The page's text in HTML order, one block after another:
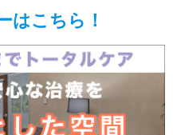
はこちら！